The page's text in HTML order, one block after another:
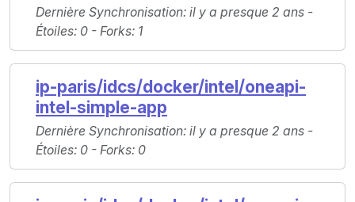
Dernière Synchronisation: il y a presque 2 ans -
Étoiles: 0 - Forks: 1
ip-paris/idcs/docker/intel/oneapi-
intel-simple-app
Dernière Synchronisation: il y a presque 2 ans -
Étoiles: 0 - Forks: 0